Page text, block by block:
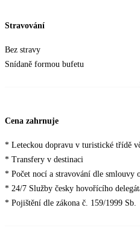
Stravování
Bez stravy
Snídaně formou bufetu
Cena zahrnuje
* Leteckou dopravu v turistické třídě
* Transfery v destinaci
* Počet nocí a stravování dle smlouvy
* 24/7 Služby česky hovořícího
* Pojištění dle zákona č. 159/1999 Sb.